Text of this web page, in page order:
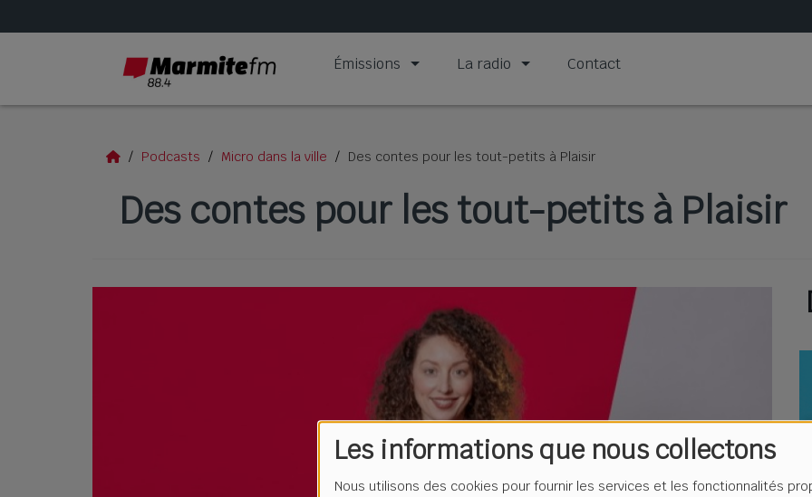
Les informations que nous collectons
Nous utilisons des cookies pour fournir les services et les fonctionnalités
Émissions La radio Contact
Podcasts Micro dans la ville Des contes pour les tout-petits à Plaisir
Des contes pour les tout-petits à Plaisir